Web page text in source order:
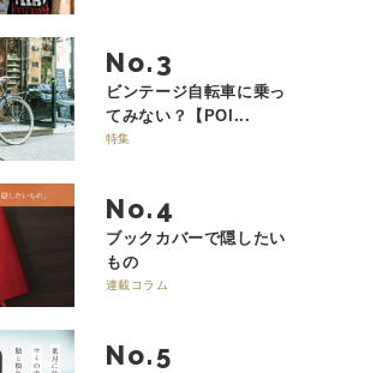
No.
ビンテージ自転車に乗っ
てみない？【POI...
特集
No.
ブックカバーで隠したい
もの
連載コラム
No.